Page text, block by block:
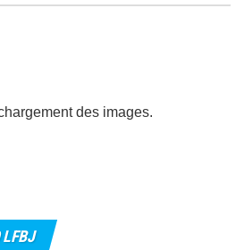
des images.
LFBJ